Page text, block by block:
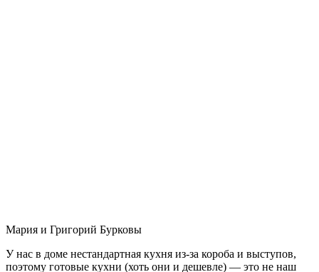
Мария и Григорий Бурковы
У нас в доме нестандартная кухня из-за короба и выступов,
поэтому готовые кухни (хоть они и дешевле) — это не наш